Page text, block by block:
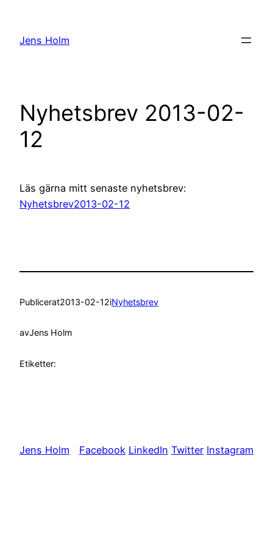
innehåll
Jens Holm
Nyhetsbrev 2013-02-
12
Läs gärna mitt senaste nyhetsbrev:
Nyhetsbrev2013-02-12
Publicerat2013-02-12iNyhetsbrev
avJens Holm
Etiketter:
Jens Holm Facebook LinkedIn Twitter Instagram